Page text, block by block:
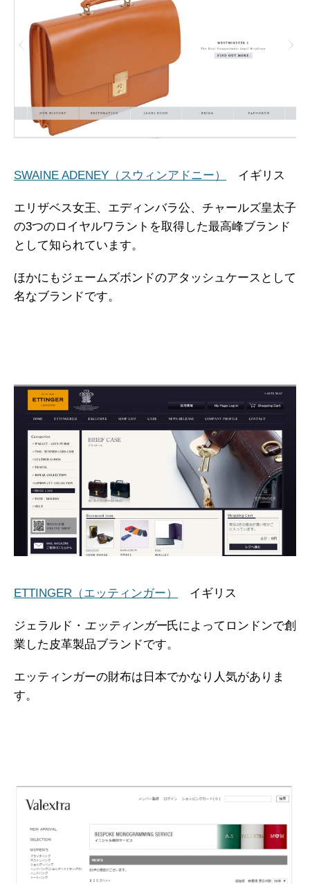
SWAINE ADENEY（スウィンアドニー） イギリス
エリザベス女王、エディンバラ公、チャールズ皇太子
の3つのロイヤルワラントを取得した最高峰ブランド
として知られています。
ほかにもジェームズボンドのアタッシュケースとして
名なブランドです。
ETTINGER（エッティンガー） イギリス
ジェラルド・ エッティンガー氏によってロンドンで創
業した皮革製品ブランドです。
エッティンガーの財布は日本でかなり人気がありま
す。